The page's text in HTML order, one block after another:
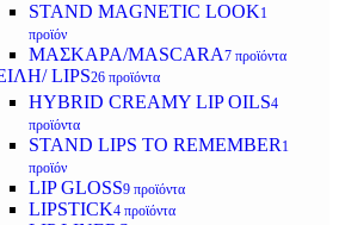
STAND MAGNETIC LOOK1
προϊόν
ΜΑΣΚΑΡΑ/MASCARA7 προϊόντα
LIPS26 προϊόντα
HYBRID CREAMY LIP OILS4
προϊόντα
STAND LIPS TO REMEMBER 1
προϊόν
LIP GLOSS9 προϊόντα
LIPSTICK4 προϊόντα